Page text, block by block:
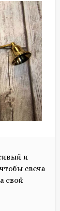
и
свеча
свой